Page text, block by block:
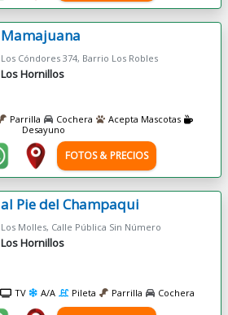
Mamajuana
Los Cóndores 374, Barrio Los Robles
Los Hornillos
Parrilla Cochera
Acepta Mascotas
Desayuno
FOTOS & PRECIOS
al Pie del Champaqui
Los Molles, Calle Pública Sin Número
Los Hornillos
TV A/A Pileta Parrilla Cochera